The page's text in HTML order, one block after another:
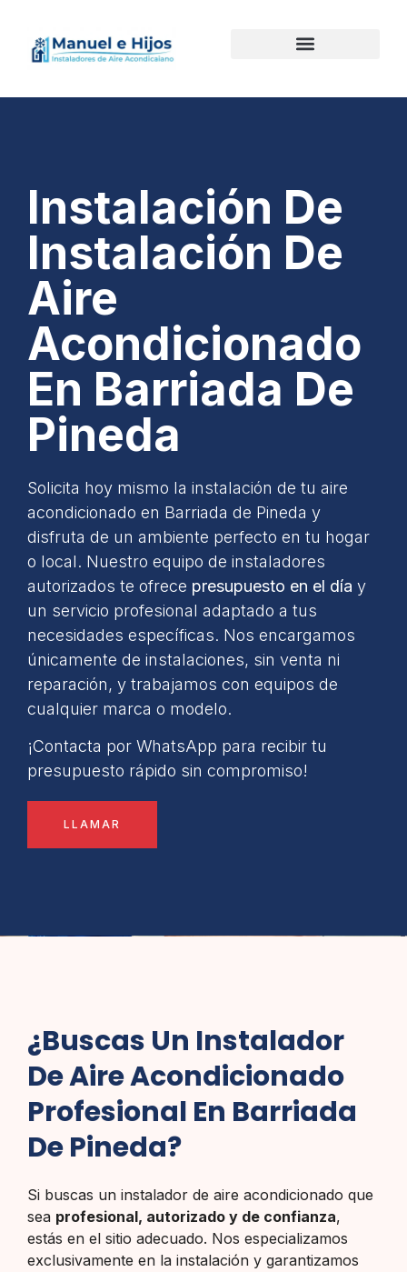
Instalación De
Instalación De
Aire
Acondicionado
En Barriada De
Pineda
Solicita hoy mismo la instalación de tu aire
acondicionado en Barriada de Pineda y
disfruta de un ambiente perfecto en tu hogar
o local. Nuestro equipo de instaladores
autorizados te ofrece presupuesto en el día y
un servicio profesional adaptado a tus
necesidades específicas. Nos encargamos
únicamente de instalaciones, sin venta ni
reparación, y trabajamos con equipos de
cualquier marca o modelo.
¡Contacta por WhatsApp para recibir tu
presupuesto rápido sin compromiso!
LLAMAR
¿Buscas Un Instalador
De Aire Acondicionado
Profesional En Barriada
De Pineda?
Si buscas un instalador de aire acondicionado que
sea profesional, autorizado y de confianza,
estás en el sitio adecuado. Nos especializamos
exclusivamente en la instalación y garantizamos